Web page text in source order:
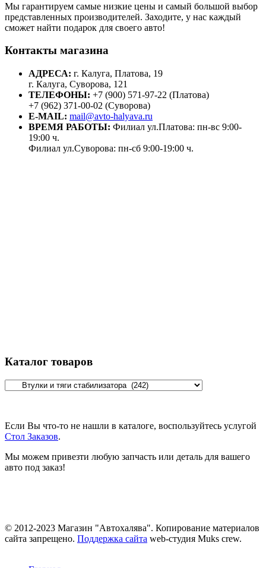
Мы гарантируем самые низкие цены и самый большой выбор
представленных производителей. Заходите, у нас каждый
сможет найти подарок для своего авто!
Контакты магазина
АДРЕСА: г. Калуга, Платова, 19
г. Калуга, Суворова, 121
ТЕЛЕФОНЫ: +7 (900) 571-97-22 (Платова)
+7 (962) 371-00-02 (Суворова)
E-MAIL: mail@avto-halyava.ru
ВРЕМЯ РАБОТЫ: Филиал ул.Платова: пн-вс 9:00-
19:00 ч.
Филиал ул.Суворова: пн-сб 9:00-19:00 ч.
Каталог товаров
Если Вы что-то не нашли в каталоге, воспользуйтесь услугой
Стол Заказов.
Мы можем привезти любую запчасть или деталь для вашего
авто под заказ!
© 2012-2023 Магазин "Автохалява". Копирование материалов
сайта запрещено. Поддержка сайта web-студия Muks crew.